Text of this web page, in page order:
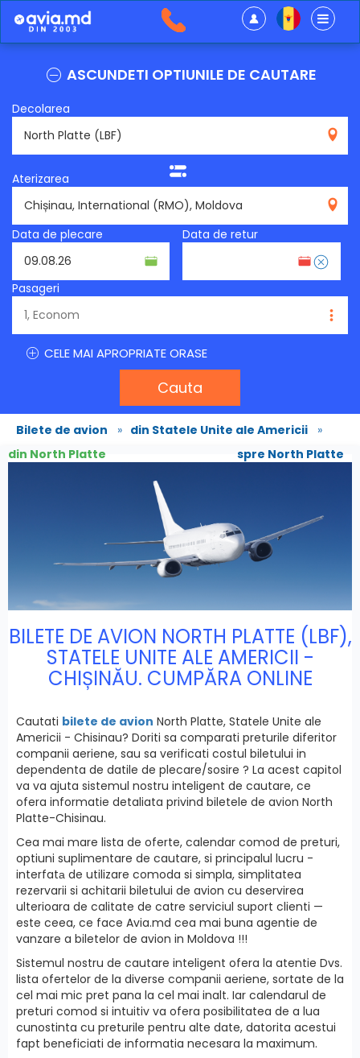
ASCUNDETI OPTIUNILE DE CAUTARE
Decolarea
Aterizarea
Data de plecare
Data de retur
Pasageri
CELE MAI APROPRIATE ORASE
Cauta
Bilete de avion » din Statele Unite ale Americii »
din North Platte
spre North Platte
BILETE DE AVION NORTH PLATTE (LBF),
STATELE UNITE ALE AMERICII -
CHIȘINĂU. CUMPĂRA ONLINE
Cautati bilete de avion North Platte, Statele Unite ale
Americii - Chisinau? Doriti sa comparati preturile diferitor
companii aeriene, sau sa verificati costul biletului in
dependenta de datile de plecare/sosire ? La acest capitol
va va ajuta sistemul nostru inteligent de cautare, ce
ofera informatie detaliata privind biletele de avion North
Platte-Chisinau.
Cea mai mare lista de oferte, calendar comod de preturi,
optiuni suplimentare de cautare, si principalul lucru -
interfatа de utilizare comoda si simpla, simplitatea
rezervarii si achitarii biletului de avion cu deservirea
ulterioara de calitate de catre serviciul suport clienti —
este ceea, ce face Avia.md cea mai buna agentie de
vanzare a biletelor de avion in Moldova !!!
Sistemul nostru de cautare inteligent ofera la atentie Dvs.
lista ofertelor de la diverse companii aeriene, sortate de la
cel mai mic pret pana la cel mai inalt. Iar calendarul de
preturi comod si intuitiv va ofera posibilitatea de a lua
cunostinta cu preturile pentru alte date, datorita acestui
fapt beneficiati de informatia necesara la maximum.